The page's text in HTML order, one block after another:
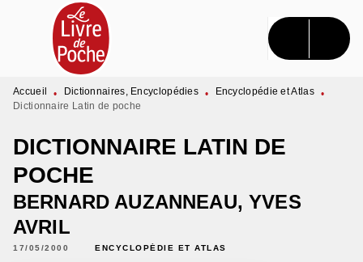
MENU RECHERCHE CONTENU
PIED DE PAGE
Accueil • Dictionnaires, Encyclopédies • Encyclopédie et Atlas •
Dictionnaire Latin de poche
DICTIONNAIRE LATIN DE
POCHE
BERNARD AUZANNEAU,YVES
AVRIL
17/05/2000 ENCYCLOPÉDIE ET ATLAS